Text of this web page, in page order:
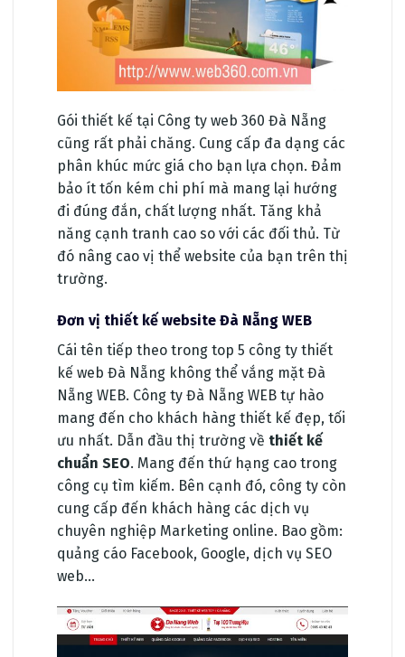
Gói thiết kế tại Công ty web 360 Đà Nẵng
cũng rất phải chăng. Cung cấp đa dạng các
phân khúc mức giá cho bạn lựa chọn. Đảm
bảo ít tốn kém chi phí mà mang lại hướng
đi đúng đắn, chất lượng nhất. Tăng khả
năng cạnh tranh cao so với các đối thủ. Từ
đó nâng cao vị thể website của bạn trên thị
trường.
Đơn vị thiết kế website Đà Nẵng WEB
Cái tên tiếp theo trong top 5 công ty thiết
kế web Đà Nẵng không thể vắng mặt Đà
Nẵng WEB. Công ty Đà Nẵng WEB tự hào
mang đến cho khách hàng thiết kế đẹp, tối
ưu nhất. Dẫn đầu thị trường về thiết kế
chuẩn SEO. Mang đến thứ hạng cao trong
công cụ tìm kiếm. Bên cạnh đó, công ty còn
cung cấp đến khách hàng các dịch vụ
chuyên nghiệp Marketing online. Bao gồm:
quảng cáo Facebook, Google, dịch vụ SEO
web…